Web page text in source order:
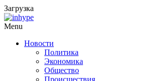
Загрузка
Menu
Новости
Политика
Экономика
Общество
Происшествия